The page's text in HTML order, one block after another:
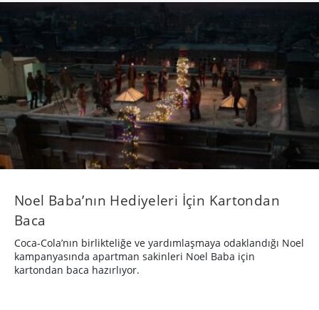
Noel Baba’nın Hediyeleri İçin Kartondan
Baca
Coca-Cola’nın birlikteliğe ve yardımlaşmaya odaklandığı Noel
kampanyasında apartman sakinleri Noel Baba için
kartondan baca hazırlıyor.